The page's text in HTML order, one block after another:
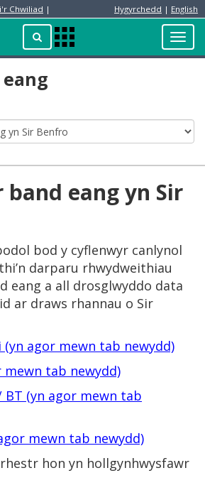
Chwiliad | Hygyrchedd | English
ChwilioApps
Menu
Preswylydd
eang yn Sir
bod y cyflenwyr canlynol
darparu rhwydweithiau
eang a all drosglwyddo data
ar draws rhannau o Sir
(yn agor mewn tab newydd)
mewn tab newydd)
BT (yn agor mewn tab
mewn tab newydd)
hon yn hollgynhwysfawr